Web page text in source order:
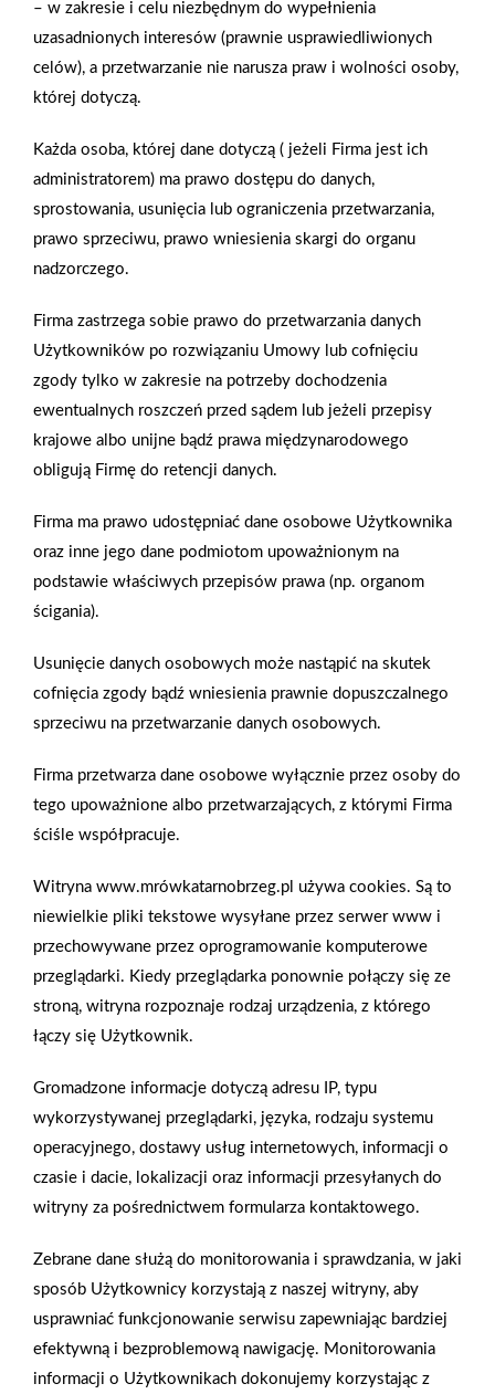
Wybór blatu należy do kluczowych decyzji dotyczących
wyposażania kuchni – wpływa nie tylko na estetykę tego
pomieszczenia, ale też funkcjonalność stref roboczych. Czym
Zobacz więcej
Kolekcja King Size - elewacje z klinkieru King
Klinkier
Kolekcja King Size to królewski wybór wśród elewacyjnych
płytek klinkierowych - propozycja dla osób ceniących
niecodzienny styl, lubiących łamać rutynę. Wyróżniają się one
(490mm x 52mm). Podłużne proporcje pozwalają tworzyć
aranżacje o niezwykle eleganckim wyglądzie, eksponującym
płynnie biegnące linie poziome podkreślające kolorystyczny
melanż ceramiki i metalu. W kolekcji King Size dostępne jest
przydymionych brązów, poprzez szarości i odcienie antracytu,
aż po opalizującą czerń.
Zobacz więcej
Kotwy chemiczne Stalco Perfect – rodzaje, sposób
działania i zastosowania.
W branży budowlanej mocowania dzieli się na dwa rodzaje:
mechaniczne oraz chemiczne. Mocowaniem mechanicznym
w przypadku mocowań o niskiej i średniej wytrzymałości. W
przypadku trwałej i wysokiej wytrzymałości lub w warunkach
krytycznych żywica kotwiąca jest bardziej zrównoważona i
częściej stosowana.
Zobacz więcej
– w zakresie i celu niezbędnym do wypełnienia
uzasadnionych interesów (prawnie usprawiedliwionych
celów), a przetwarzanie nie narusza praw i wolności osoby,
której dotyczą.
Każda osoba, której dane dotyczą ( jeżeli Firma jest ich
administratorem) ma prawo dostępu do danych,
sprostowania, usunięcia lub ograniczenia przetwarzania,
prawo sprzeciwu, prawo wniesienia skargi do organu
nadzorczego.
Firma zastrzega sobie prawo do przetwarzania danych
Użytkowników po rozwiązaniu Umowy lub cofnięciu
zgody tylko w zakresie na potrzeby dochodzenia
ewentualnych roszczeń przed sądem lub jeżeli przepisy
krajowe albo unijne bądź prawa międzynarodowego
obligują Firmę do retencji danych.
Firma ma prawo udostępniać dane osobowe Użytkownika
oraz inne jego dane podmiotom upoważnionym na
podstawie właściwych przepisów prawa (np. organom
ścigania).
Usunięcie danych osobowych może nastąpić na skutek
cofnięcia zgody bądź wniesienia prawnie dopuszczalnego
sprzeciwu na przetwarzanie danych osobowych.
Firma przetwarza dane osobowe wyłącznie przez osoby do
tego upoważnione albo przetwarzających, z którymi Firma
ściśle współpracuje.
Witryna www.mrówkatarnobrzeg.pl używa cookies. Są to
niewielkie pliki tekstowe wysyłane przez serwer www i
przechowywane przez oprogramowanie komputerowe
przeglądarki. Kiedy przeglądarka ponownie połączy się ze
stroną, witryna rozpoznaje rodzaj urządzenia, z którego
łączy się Użytkownik.
Gromadzone informacje dotyczą adresu IP, typu
wykorzystywanej przeglądarki, języka, rodzaju systemu
operacyjnego, dostawy usług internetowych, informacji o
czasie i dacie, lokalizacji oraz informacji przesyłanych do
witryny za pośrednictwem formularza kontaktowego.
Zebrane dane służą do monitorowania i sprawdzania, w jaki
sposób Użytkownicy korzystają z naszej witryny, aby
usprawniać funkcjonowanie serwisu zapewniając bardziej
efektywną i bezproblemową nawigację. Monitorowania
informacji o Użytkownikach dokonujemy korzystając z